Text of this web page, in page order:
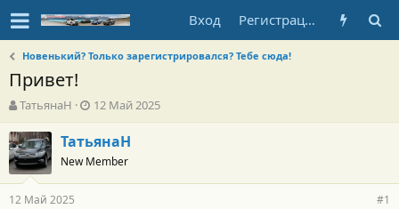
Вход Регистрация
Новенький? Только зарегистрировался? Тебе сюда!
Привет!
А
в
т
о
р
т
е
ТатьянаН
Д
а
т
а
н
а
12 Май 2025
ТатьянаН
New Member
12 Май 2025 #1